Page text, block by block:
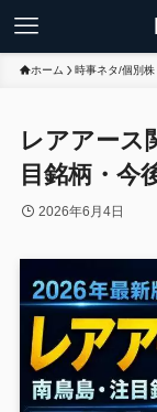
ホーム 時事ネタ/個別株
レアアース
目銘柄・今
2026年6月4日